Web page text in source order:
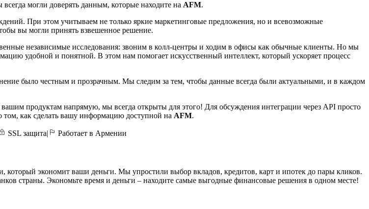
могли доверять данным, которые находите на AFM.
При этом учитываем не только яркие маркетинговые предложения, но и всевозможные
вы могли принять взвешенное решение.
независимые исследования: звоним в колл-центры и ходим в офисы как обычные клиенты. Но мы
удобной и понятной. В этом нам помогает искусственный интеллект, который ускоряет процесс
было честным и прозрачным. Мы следим за тем, чтобы данные всегда были актуальными, и в каждом
продуктам напрямую, мы всегда открыты для этого! Для обсуждения интеграции через API просто
как сделать вашу информацию доступной на AFM.
SSL защита| Работает в Армении
экономит ваши деньги. Мы упростили выбор вкладов, кредитов, карт и ипотек до пары кликов.
страны. Экономьте время и деньги – находите самые выгодные финансовые решения в одном месте!